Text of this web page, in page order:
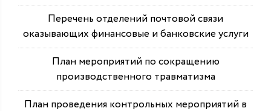
Перечень отделений почтовой связи
оказывающих финансовые и банковские услуги
План мероприятий по сокращению
производственного травматизма
План проведения контрольных мероприятий в